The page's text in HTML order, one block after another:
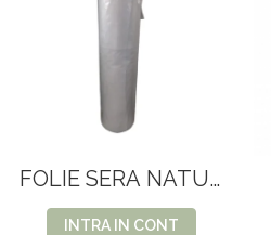
FOLIE SERA NATUR
4200*0.12
INTRA IN CONT